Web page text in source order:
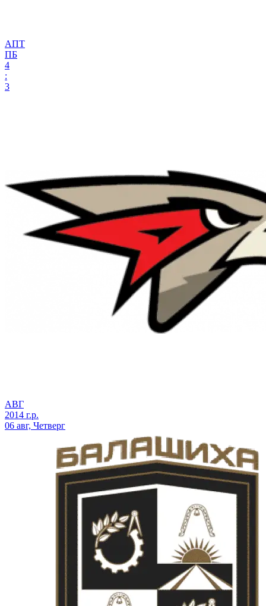
АПТ
ПБ
4
:
3
АВГ
2014 г.р.
06 авг, Четверг